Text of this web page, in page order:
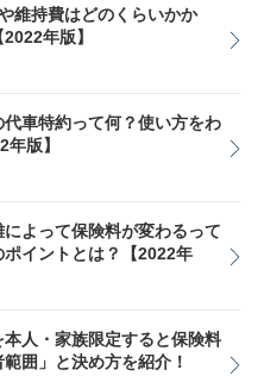
維持費はどのくらいかか
年版】
代車特約って何？使い方をわ
版】
よって保険料が変わるって
イントとは？【2022年
人・家族限定すると保険料
囲」と決め方を紹介！